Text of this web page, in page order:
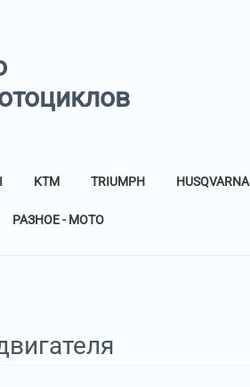
KTM TRIUMPH HUSQVARNA
РАЗНОЕ - МОТО